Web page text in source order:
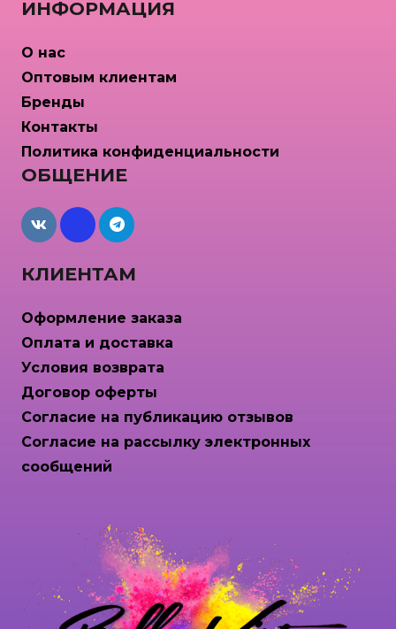
КЛИЕНТАМ
Оформление заказа
Оплата и доставка
Условия возврата
Договор оферты
Согласие на публикацию отзывов
Согласие на рассылку электронных
сообщений
ОБЩЕНИЕ
maxcdn
ИНФОРМАЦИЯ
О нас
Оптовым клиентам
Бренды
Контакты
Политика конфиденциальности